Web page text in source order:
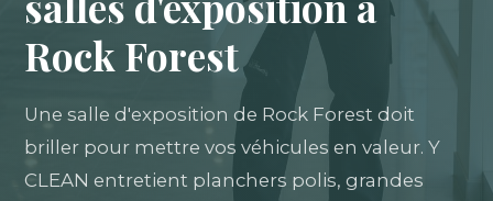
Rock Forest
Une salle d'exposition de Rock Forest doit
briller pour mettre vos véhicules en valeur. Y
CLEAN entretient planchers polis, grandes